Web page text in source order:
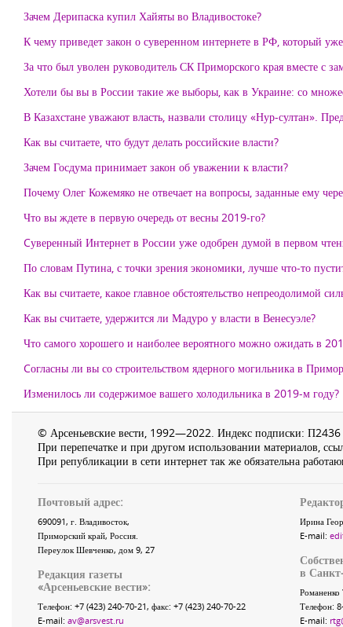
Зачем Дерипаска купил Хайяты во Владивостоке?
К чему приведет закон о суверенном интернете в РФ, который
За что был уволен руководитель СК Приморского края вместе с
Хотели бы вы в России такие же выборы, как в Украине: со
В Казахстане уважают власть, назвали столицу «Нур-султан».
Как вы считаете, что будут делать российские власти?
Зачем Госдума принимает закон об уважении к власти?
Почему Олег Кожемяко не отвечает на вопросы, заданные ему
Что вы ждете в первую очередь от весны 2019-го?
Cуверенный Интернет в России уже одобрен думой в первом
По словам Путина, с точки зрения экономики, лучше что-то
Как вы считаете, какое главное обстоятельство непреодолимой
Как вы считаете, удержится ли Мадуро у власти в Венесуэле?
Что самого хорошего и наиболее вероятного можно ожидать в
Cогласны ли вы со строительством ядерного могильника в
Изменилось ли содержимое вашего холодильника в 2019-м году?
© Арсеньевские вести, 1992—2022. Индекс подписки: П2436
При перепечатке и при другом использовании материалов,
При републикации в сети интернет так же обязательна
Почтовый адрес:
690091, г. Владивосток,
Приморский край, Россия.
Переулок Шевченко, дом 9, 27
Редакция газеты
«Арсеньевские вести»:
Телефон: +7 (423) 240-70-21, факс: +7 (423) 240-70-22
E-mail: av@arsvest.ru
Ирина
E-mail:
в
Романенко
Телефон:
E-mail: